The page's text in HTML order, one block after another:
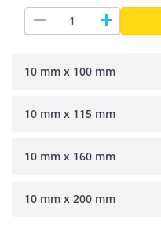
remove add
10 mm x 100 mm
10 mm x 115 mm
10 mm x 160 mm
10 mm x 200 mm